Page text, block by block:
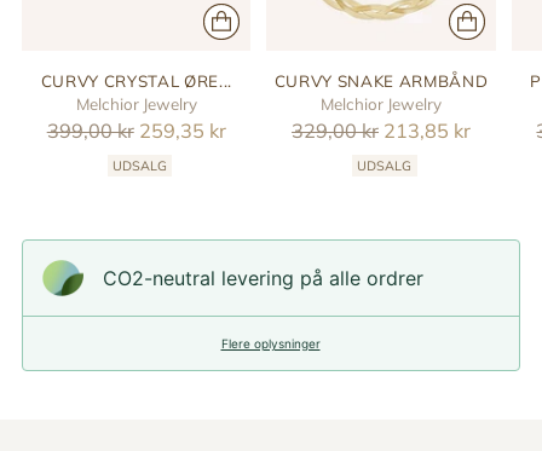
CURVY CRYSTAL ØRE...
Melchior Jewelry
Reguler
399,00 kr 259,35 kr
UDSALG
CURVY SNAKE ARMBÅND
Melchior Jewelry
Reguler
329,00 kr 213,85 kr
UDSALG
CO2-neutral levering på alle ordrer
Flere oplysninger